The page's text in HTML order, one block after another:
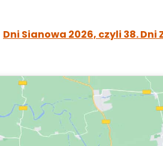
Dni Sianowa 2026, czyli 38.